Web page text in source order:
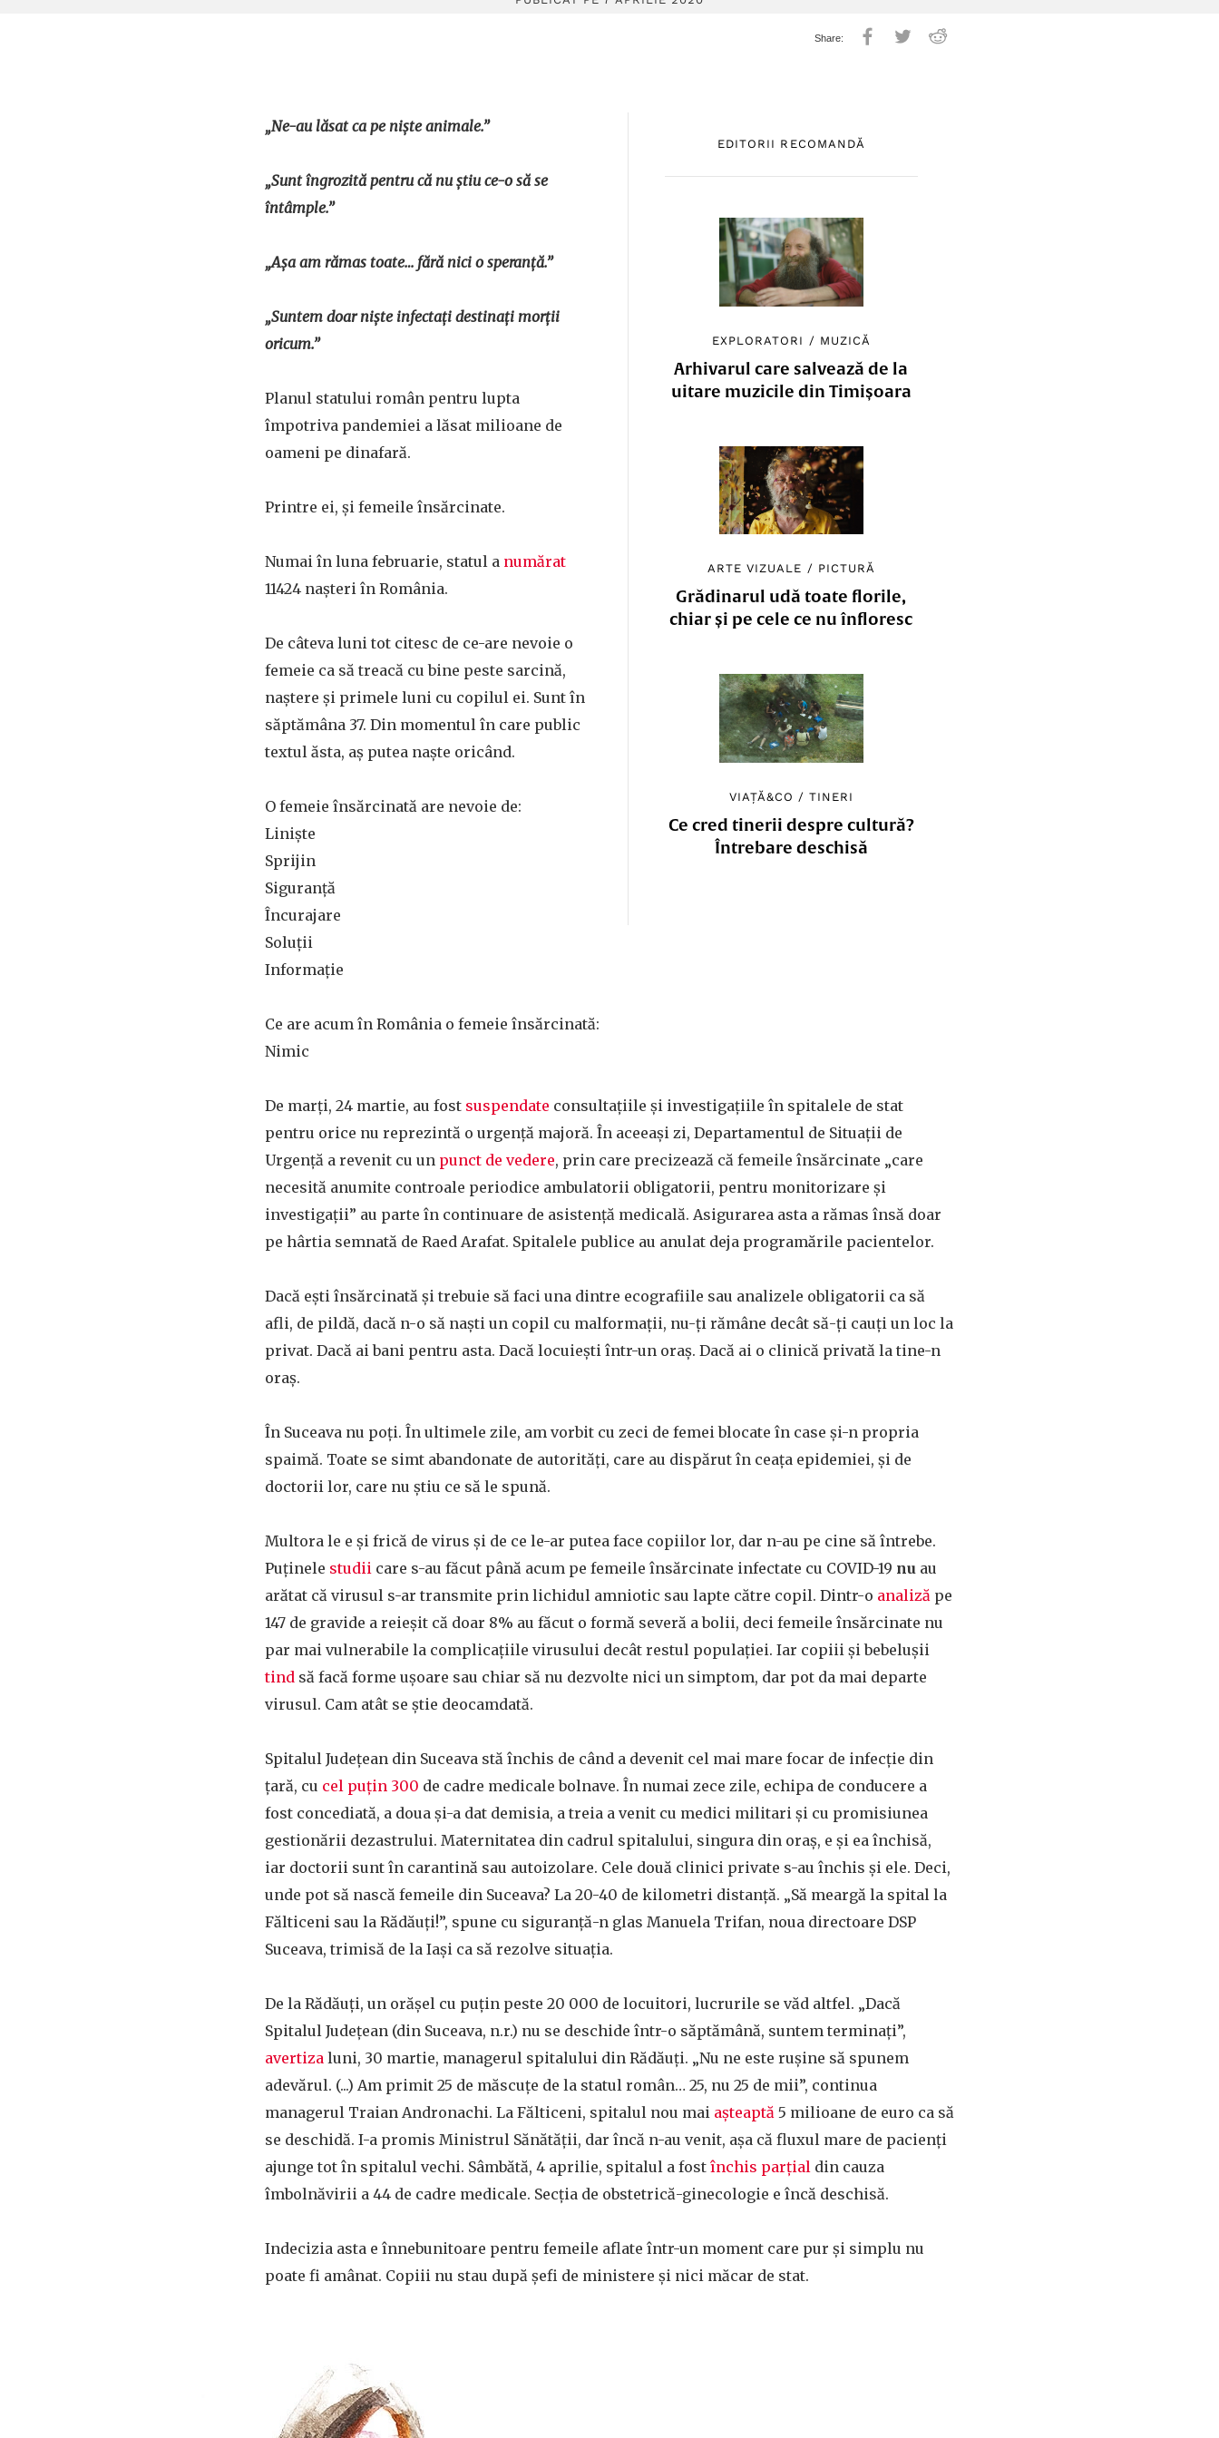
EDITORII RECOMANDĂ
EXPLORATORI / MUZICĂ
Arhivarul care salvează de la
uitare muzicile din Timișoara
ARTE VIZUALE / PICTURĂ
Grădinarul udă toate florile,
chiar și pe cele ce nu înfloresc
VIAȚĂ&CO /TINERI
Ce cred tinerii despre cultură?
Întrebare deschisă
„Ne-au lăsat ca pe niște animale.”
„Sunt îngrozită pentru că nu știu ce-o să se
întâmple.”
„Așa am rămas toate… fără nici o speranță.”
„Suntem doar niște infectați destinați morții
oricum.”
Planul statului român pentru lupta
împotriva pandemiei a lăsat milioane de
oameni pe dinafară.
Printre ei, și femeile însărcinate.
Numai în luna februarie, statul a numărat
11424 nașteri în România.
De câteva luni tot citesc de ce-are nevoie o
femeie ca să treacă cu bine peste sarcină,
naștere și primele luni cu copilul ei. Sunt în
săptămâna 37. Din momentul în care public
textul ăsta, aș putea naște oricând.
O femeie însărcinată are nevoie de:
Liniște
Sprijin
Siguranță
Încurajare
Soluții
Informație
Ce are acum în România o femeie însărcinată:
Nimic
De marți, 24 martie, au fost suspendate consultațiile și investigațiile în spitalele de stat
pentru orice nu reprezintă o urgență majoră. În aceeași zi, Departamentul de Situații de
Urgență a revenit cu un punct de vedere, prin care precizează că femeile însărcinate „care
necesită anumite controale periodice ambulatorii obligatorii, pentru monitorizare și
investigații” au parte în continuare de asistență medicală. Asigurarea asta a rămas însă doar
pe hârtia semnată de Raed Arafat. Spitalele publice au anulat deja programările pacientelor.
Dacă ești însărcinată și trebuie să faci una dintre ecografiile sau analizele obligatorii ca să
afli, de pildă, dacă n-o să naști un copil cu malformații, nu-ți rămâne decât să-ți cauți un loc la
privat. Dacă ai bani pentru asta. Dacă locuiești într-un oraș. Dacă ai o clinică privată la tine-n
oraș.
În Suceava nu poți. În ultimele zile, am vorbit cu zeci de femei blocate în case și-n propria
spaimă. Toate se simt abandonate de autorități, care au dispărut în ceața epidemiei, și de
doctorii lor, care nu știu ce să le spună.
Multora le e și frică de virus și de ce le-ar putea face copiilor lor, dar n-au pe cine să întrebe.
Puținele studii care s-au făcut până acum pe femeile însărcinate infectate cu COVID-19 nu au
arătat că virusul s-ar transmite prin lichidul amniotic sau lapte către copil. Dintr-o analiză pe
147 de gravide a reieșit că doar 8% au făcut o formă severă a bolii, deci femeile însărcinate nu
par mai vulnerabile la complicațiile virusului decât restul populației. Iar copiii și bebelușii
tind să facă forme ușoare sau chiar să nu dezvolte nici un simptom, dar pot da mai departe
virusul. Cam atât se știe deocamdată.
Spitalul Județean din Suceava stă închis de când a devenit cel mai mare focar de infecție din
țară, cu cel puțin 300 de cadre medicale bolnave. În numai zece zile, echipa de conducere a
fost concediată, a doua și-a dat demisia, a treia a venit cu medici militari și cu promisiunea
gestionării dezastrului. Maternitatea din cadrul spitalului, singura din oraș, e și ea închisă,
iar doctorii sunt în carantină sau autoizolare. Cele două clinici private s-au închis și ele. Deci,
unde pot să nască femeile din Suceava? La 20-40 de kilometri distanță. „Să meargă la spital la
Fălticeni sau la Rădăuți!”, spune cu siguranță-n glas Manuela Trifan, noua directoare DSP
Suceava, trimisă de la Iași ca să rezolve situația.
De la Rădăuți, un orășel cu puțin peste 20 000 de locuitori, lucrurile se văd altfel. „Dacă
Spitalul Județean (din Suceava, n.r.) nu se deschide într-o săptămână, suntem terminați”,
avertiza luni, 30 martie, managerul spitalului din Rădăuți. „Nu ne este rușine să spunem
adevărul. (...) Am primit 25 de măscuțe de la statul român… 25, nu 25 de mii”, continua
managerul Traian Andronachi. La Fălticeni, spitalul nou mai așteaptă 5 milioane de euro ca să
se deschidă. I-a promis Ministrul Sănătății, dar încă n-au venit, așa că fluxul mare de pacienți
ajunge tot în spitalul vechi. Sâmbătă, 4 aprilie, spitalul a fost închis parțial din cauza
îmbolnăvirii a 44 de cadre medicale. Secția de obstetrică-ginecologie e încă deschisă.
Indecizia asta e înnebunitoare pentru femeile aflate într-un moment care pur și simplu nu
poate fi amânat. Copiii nu stau după șefi de ministere și nici măcar de stat.